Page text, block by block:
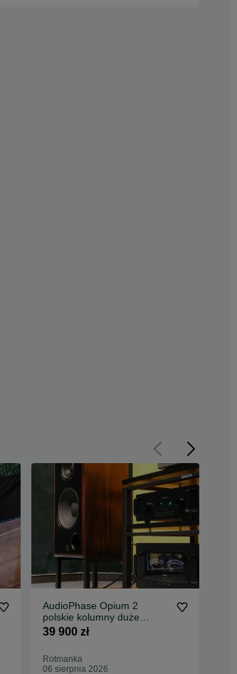
AudioPhase Opium 2
polskie kolumny duże
monitory wolnostojące nowe
39 900 zł
Rotmanka
06 sierpnia 2026